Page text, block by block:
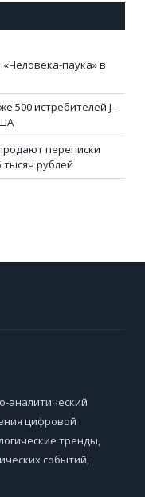
паука» в
500 истребителей J-
переписки
тысяч рублей
аналитический
цифровой
тренды,
событий,